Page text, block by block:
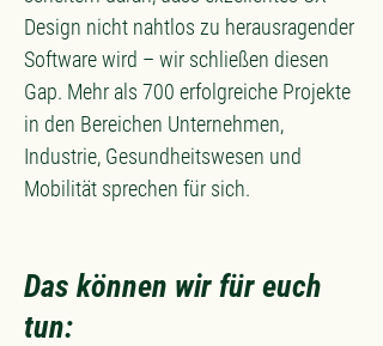
Design nicht nahtlos zu herausragender
Software wird – wir schließen diesen
Gap. Mehr als 700 erfolgreiche Projekte
in den Bereichen Unternehmen,
Industrie, Gesundheitswesen und
Mobilität sprechen für sich.
Das können wir für euch
tun: